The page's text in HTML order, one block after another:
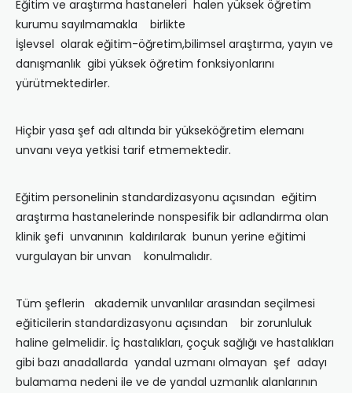
Eğitim ve araştırma hastaneleri halen yüksek öğretim
kurumu sayılmamakla birlikte
İşlevsel olarak eğitim-öğretim,bilimsel araştırma, yayın ve
danışmanlık gibi yüksek öğretim fonksiyonlarını
yürütmektedirler.
Hiçbir yasa şef adı altında bir yükseköğretim elemanı
unvanı veya yetkisi tarif etmemektedir.
Eğitim personelinin standardizasyonu açısından eğitim
araştırma hastanelerinde nonspesifik bir adlandırma olan
klinik şefi unvanının kaldırılarak bunun yerine eğitimi
vurgulayan bir unvan konulmalıdır.
Tüm şeflerin akademik unvanlılar arasından seçilmesi
eğiticilerin standardizasyonu açısından bir zorunluluk
haline gelmelidir. İç hastalıkları, çoçuk sağlığı ve hastalıkları
gibi bazı anadallarda yandal uzmanı olmayan şef adayı
bulamama nedeni ile ve de yandal uzmanlık alanlarının